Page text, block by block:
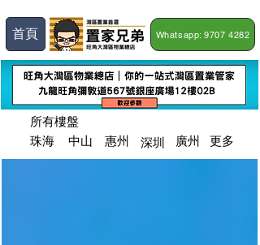
首頁 Whatsapp: 9707 4282
所有樓盤
​珠海
​中山 ​惠州 深圳 廣州 更多